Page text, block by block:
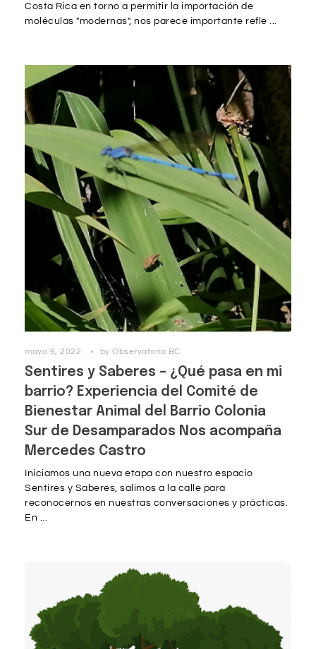
Costa Rica en torno a permitir la importación de
moléculas "modernas", nos parece importante refle ...
mayo 9, 2022 by Observatorio BC
Sentires y Saberes – ¿Qué pasa en mi
barrio? Experiencia del Comité de
Bienestar Animal del Barrio Colonia
Sur de Desamparados Nos acompaña
Mercedes Castro
Iniciamos una nueva etapa con nuestro espacio
Sentires y Saberes, salimos a la calle para
reconocernos en nuestras conversaciones y prácticas.
En ...